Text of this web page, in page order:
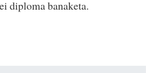
diploma banaketa.